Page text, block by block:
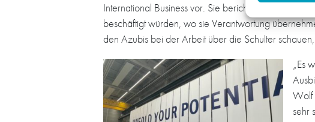
International Business vor. Sie berichteten, dass
beschäftigt würden, wo sie Verantwortung
den Azubis bei der Arbeit über die Schulter
„Es
Wolf
sehr